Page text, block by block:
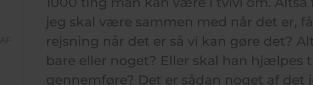
jeg skal være sammen med når det er,
rejsning når det er så vi kan gøre det?
bare eller noget? Eller skal han hjælpes
gennemføre? Det er sådan noget af det